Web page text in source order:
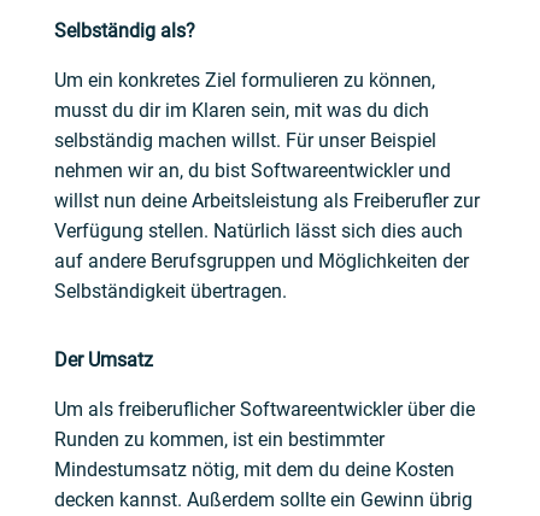
Selbständig als?
Um ein konkretes Ziel formulieren zu können,
musst du dir im Klaren sein, mit was du dich
selbständig machen willst. Für unser Beispiel
nehmen wir an, du bist Softwareentwickler und
willst nun deine Arbeitsleistung als Freiberufler zur
Verfügung stellen. Natürlich lässt sich dies auch
auf andere Berufsgruppen und Möglichkeiten der
Selbständigkeit übertragen.
Der Umsatz
Um als freiberuflicher Softwareentwickler über die
Runden zu kommen, ist ein bestimmter
Mindestumsatz nötig, mit dem du deine Kosten
decken kannst. Außerdem sollte ein Gewinn übrig